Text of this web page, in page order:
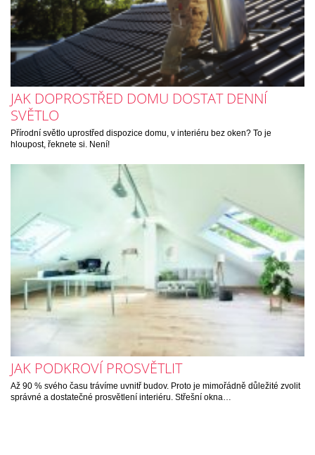
JAK DOPROSTŘED DOMU DOSTAT DENNÍ
SVĚTLO
Přírodní světlo uprostřed dispozice domu, v interiéru bez oken? To je
hloupost, řeknete si. Není!
JAK PODKROVÍ PROSVĚTLIT
Až 90 % svého času trávíme uvnitř budov. Proto je mimořádně důležité zvolit
správné a dostatečné prosvětlení interiéru. Střešní okna…